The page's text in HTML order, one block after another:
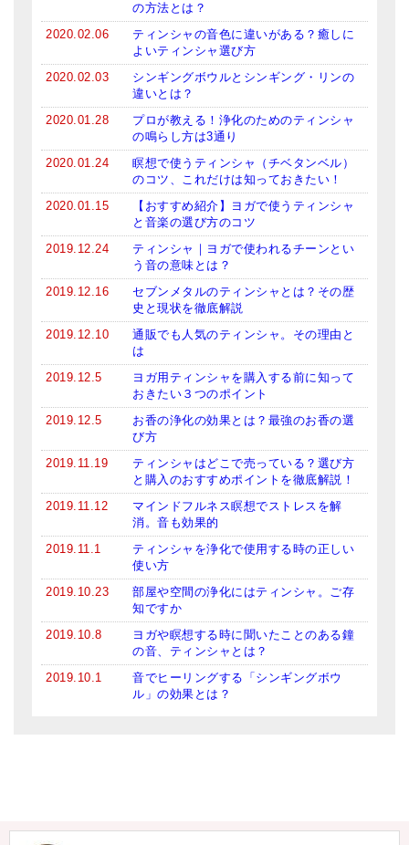
メールお便り登録
LINEお友だち登録
お客様の声
ブログ
の方法とは？
2020.02.06
ティンシャの音色に違いがある？癒しに
よいティンシャ選び方
2020.02.03
シンギングボウルとシンギング・リンの
違いとは？
2020.01.28
プロが教える！浄化のためのティンシャ
の鳴らし方は3通り
2020.01.24
瞑想で使うティンシャ（チベタンベル）
のコツ、これだけは知っておきたい！
2020.01.15
【おすすめ紹介】ヨガで使うティンシャ
と音楽の選び方のコツ
2019.12.24
ティンシャ｜ヨガで使われるチーンとい
う音の意味とは？
2019.12.16
セブンメタルのティンシャとは？その歴
史と現状を徹底解説
2019.12.10
通販でも人気のティンシャ。その理由と
は
2019.12.5
ヨガ用ティンシャを購入する前に知って
おきたい３つのポイント
2019.12.5
お香の浄化の効果とは？最強のお香の選
び方
2019.11.19
ティンシャはどこで売っている？選び方
と購入のおすすめポイントを徹底解説！
2019.11.12
マインドフルネス瞑想でストレスを解
消。音も効果的
2019.11.1
ティンシャを浄化で使用する時の正しい
使い方
2019.10.23
部屋や空間の浄化にはティンシャ。ご存
知ですか
2019.10.8
ヨガや瞑想する時に聞いたことのある鐘
の音、ティンシャとは？
2019.10.1
音でヒーリングする「シンギングボウ
ル」の効果とは？